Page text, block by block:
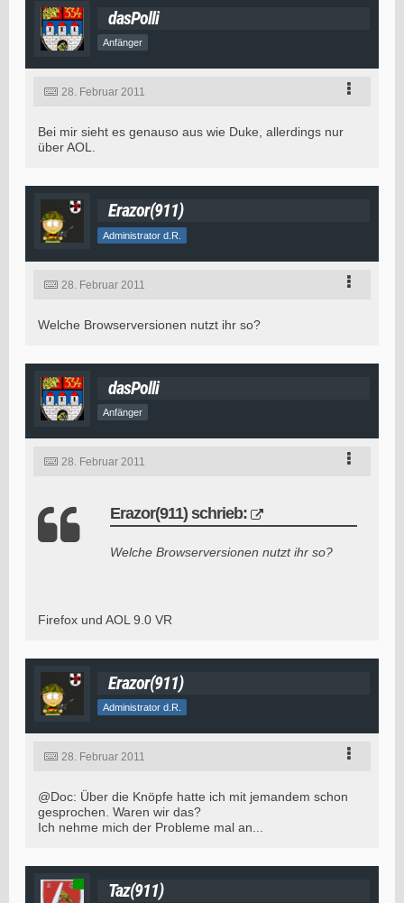
dasPolli
Anfänger
28. Februar 2011
Bei mir sieht es genauso aus wie Duke, allerdings nur
über AOL.
Erazor(911)
Administrator d.R.
28. Februar 2011
Welche Browserversionen nutzt ihr so?
dasPolli
Anfänger
28. Februar 2011
Erazor(911) schrieb:
Welche Browserversionen nutzt ihr so?
Firefox und AOL 9.0 VR
Erazor(911)
Administrator d.R.
28. Februar 2011
@Doc: Über die Knöpfe hatte ich mit jemandem schon
gesprochen. Waren wir das?
Ich nehme mich der Probleme mal an...
Taz(911)